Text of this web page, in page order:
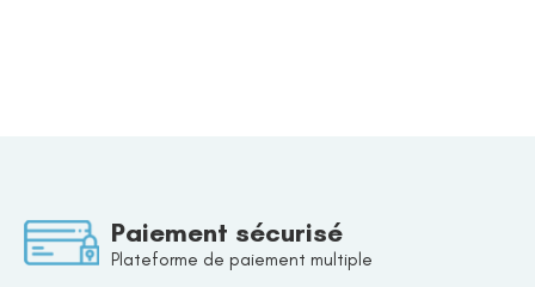
Paiement sécurisé
Plateforme de paiement multiple